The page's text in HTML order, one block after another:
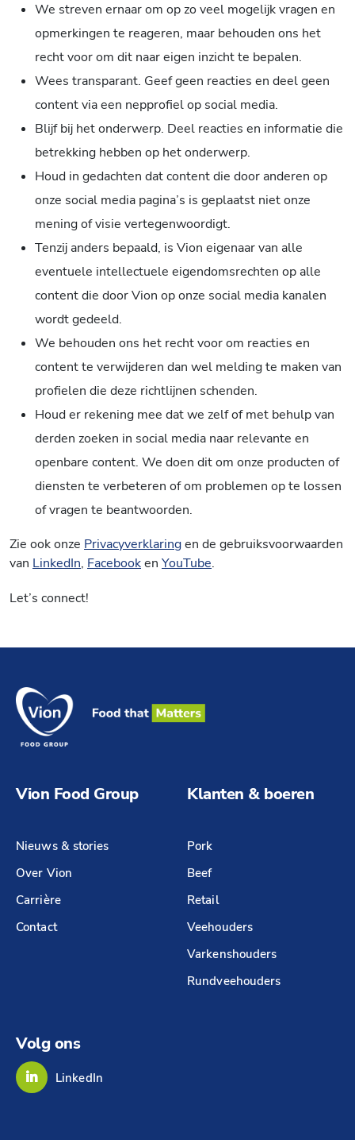
We streven ernaar om op zo veel mogelijk vragen en
opmerkingen te reageren, maar behouden ons het
recht voor om dit naar eigen inzicht te bepalen.
Wees transparant. Geef geen reacties en deel geen
content via een nepprofiel op social media.
Blijf bij het onderwerp. Deel reacties en informatie die
betrekking hebben op het onderwerp.
Houd in gedachten dat content die door anderen op
onze social media pagina’s is geplaatst niet onze
mening of visie vertegenwoordigt.
Tenzij anders bepaald, is Vion eigenaar van alle
eventuele intellectuele eigendomsrechten op alle
content die door Vion op onze social media kanalen
wordt gedeeld.
We behouden ons het recht voor om reacties en
content te verwijderen dan wel melding te maken van
profielen die deze richtlijnen schenden.
Houd er rekening mee dat we zelf of met behulp van
derden zoeken in social media naar relevante en
openbare content. We doen dit om onze producten of
diensten te verbeteren of om problemen op te lossen
of vragen te beantwoorden.
Zie ook onze Privacyverklaringen de gebruiksvoorwaarden
van LinkedIn, Facebooken YouTube.
Let’s connect!
Vion Food Group
Nieuws & stories
Over Vion
Carrière
Contact
Klanten & boeren
Pork
Beef
Retail
Veehouders
Varkenshouders
Rundveehouders
Volg ons
LinkedIn